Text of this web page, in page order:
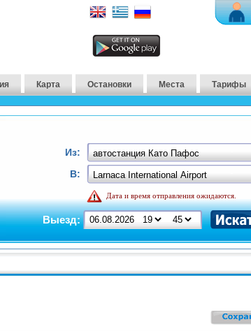
Карта Остановки Места Тарифы
Из:
В:
Дата и время отправления ожидаются.
Выезд: